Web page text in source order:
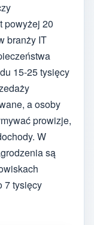
powyżej 20
branży IT
15-25 tysięcy
a osoby
prowizje,
W
są
7 tysięcy